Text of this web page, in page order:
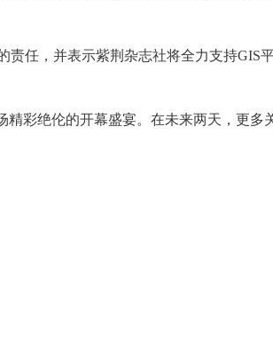
任，并表示紫荆杂志社将全力支持GIS
彩绝伦的开幕盛宴。在未来两天，更多